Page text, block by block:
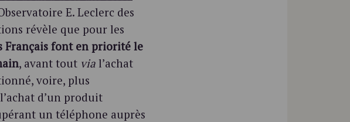
E. Leclerc des
révèle que pour les
Français font en priorité le
, avant tout via l’achat
voire, plus
d’un produit
un téléphone auprès